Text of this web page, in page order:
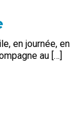
en journée, en
au […]